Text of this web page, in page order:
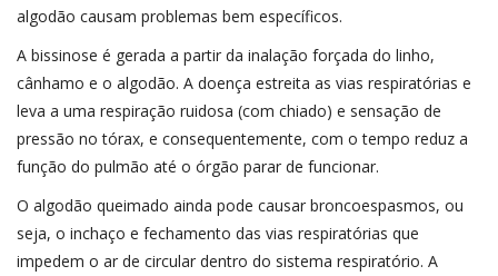
algodão causam problemas bem específicos.
A bissinose é gerada a partir da inalação forçada do linho,
cânhamo e o algodão. A doença estreita as vias respiratórias e
leva a uma respiração ruidosa (com chiado) e sensação de
pressão no tórax, e consequentemente, com o tempo reduz a
função do pulmão até o órgão parar de funcionar.
O algodão queimado ainda pode causar broncoespasmos, ou
seja, o inchaço e fechamento das vias respiratórias que
impedem o ar de circular dentro do sistema respiratório. A